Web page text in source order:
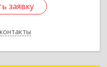
заявку
заявку